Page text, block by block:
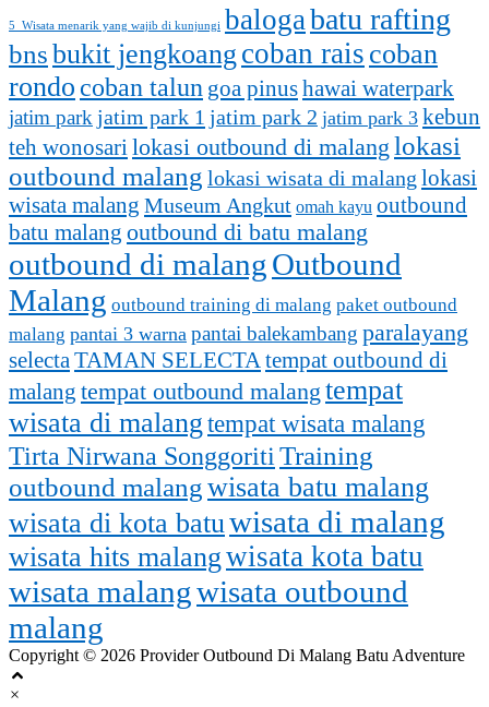
5 Wisata menarik yang wajib di kunjungi baloga batu rafting
bnsbukit jengkoang coban rais coban
rondo coban talun goa pinushawai waterpark
jatim park jatim park 1 jatim park 2 jatim park 3 kebun
teh wonosari lokasi outbound di malang lokasi
outbound malang lokasi wisata di malang lokasi
wisata malang Museum Angkut omah kayu outbound
batu malang outbound di batu malang
outbound di malangOutbound
Malang outbound training di malang paket outbound
malang pantai 3 warna pantai balekambang paralayang
selecta TAMAN SELECTA tempat outbound di
malang tempat outbound malang tempat
wisata di malangtempat wisata malang
Tirta Nirwana Songgoriti Training
outbound malangwisata batu malang
wisata di kota batu wisata di malang
wisata hits malangwisata kota batu
wisata malangwisata outbound
malang
Copyright © 2026 Provider Outbound Di Malang Batu Adventure
×